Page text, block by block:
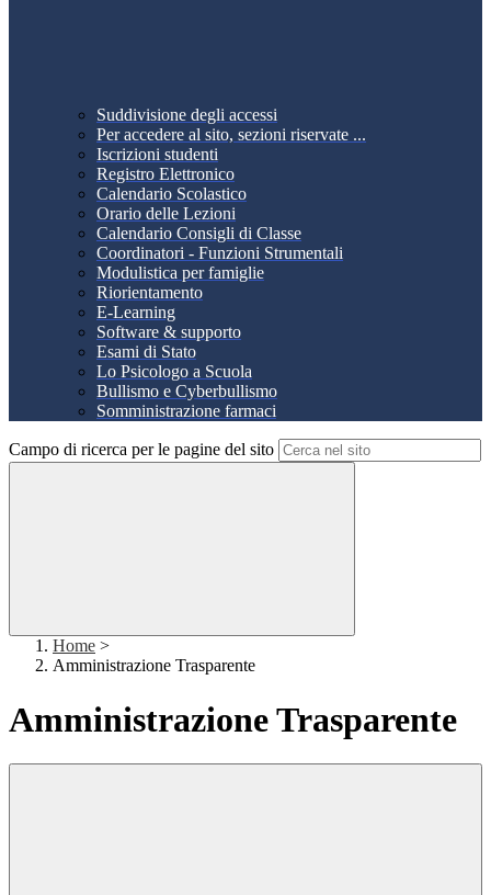
Suddivisione degli accessi
Per accedere al sito, sezioni riservate ...
Iscrizioni studenti
Registro Elettronico
Calendario Scolastico
Orario delle Lezioni
Calendario Consigli di Classe
Coordinatori - Funzioni Strumentali
Modulistica per famiglie
Riorientamento
E-Learning
Software & supporto
Esami di Stato
Lo Psicologo a Scuola
Bullismo e Cyberbullismo
Somministrazione farmaci
Campo di ricerca per le pagine del sito
Home >
Amministrazione Trasparente
Amministrazione Trasparente